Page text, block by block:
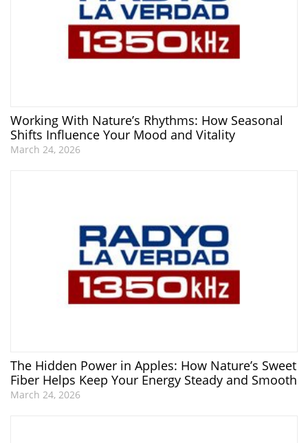
Working With Nature’s Rhythms: How Seasonal
Shifts Influence Your Mood and Vitality
March 24, 2026
The Hidden Power in Apples: How Nature’s Sweet
Fiber Helps Keep Your Energy Steady and Smooth
March 24, 2026